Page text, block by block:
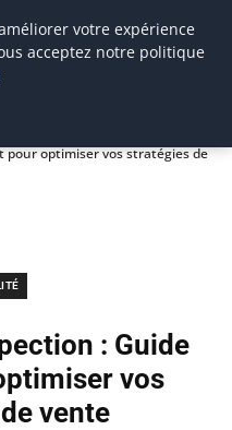
pour optimiser vos stratégies de
: Guide
vos
vente
votre expérience
acceptez notre politique